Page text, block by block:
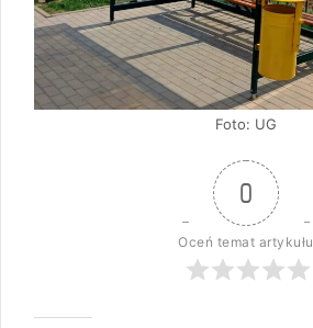
Foto: UG
0
Oceń temat artykułu